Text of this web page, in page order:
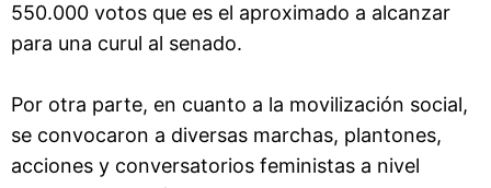
550.000 votos que es el aproximado a alcanzar
para una curul al senado.
Por otra parte, en cuanto a la movilización social,
se convocaron a diversas marchas, plantones,
acciones y conversatorios feministas a nivel